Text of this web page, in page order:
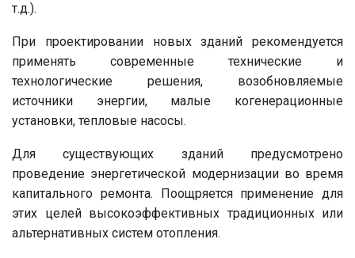
т.д.).
При проектировании новых зданий рекомендуется
применять современные технические и
технологические решения, возобновляемые
источники энергии, малые когенерационные
установки, тепловые насосы.
Для существующих зданий предусмотрено
проведение энергетической модернизации во время
капитального ремонта. Поощряется применение для
этих целей высокоэффективных традиционных или
альтернативных систем отопления.